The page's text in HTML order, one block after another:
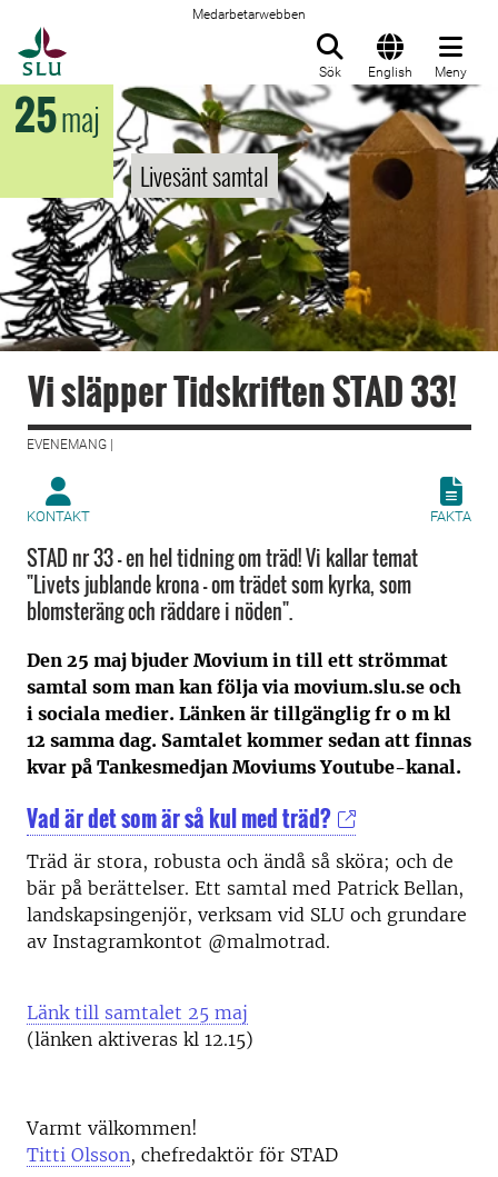
Medarbetarwebben
Sök English Meny
25maj
Livesänt samtal
Vi släpper Tidskriften STAD 33!
EVENEMANG |
KONTAKT FAKTA
STAD nr 33 – en hel tidning om träd! Vi kallar temat
"Livets jublande krona – om trädet som kyrka, som
blomsteräng och räddare i nöden".
Den 25 maj bjuder Movium in till ett strömmat
samtal som man kan följa via movium.slu.se och
i sociala medier. Länken är tillgänglig fr o m kl
12 samma dag. Samtalet kommer sedan att finnas
kvar på Tankesmedjan Moviums Youtube-kanal.
Vad är det som är så kul med träd?
Träd är stora, robusta och ändå så sköra; och de
bär på berättelser. Ett samtal med Patrick Bellan,
landskapsingenjör, verksam vid SLU och grundare
av Instagramkontot @malmotrad.
Länk till samtalet 25 maj
(länken aktiveras kl 12.15)
Varmt välkommen!
Titti Olsson, chefredaktör för STAD